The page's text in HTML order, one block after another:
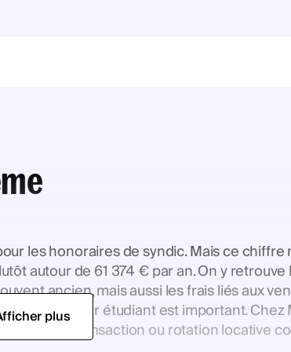
les honoraires de syndic. Mais ce chiffre
autour de 61 374 € par an. On y
ancien, mais aussi les frais liés aux
le turnover étudiant est important. Chez
situation, transaction ou rotation locative
plus